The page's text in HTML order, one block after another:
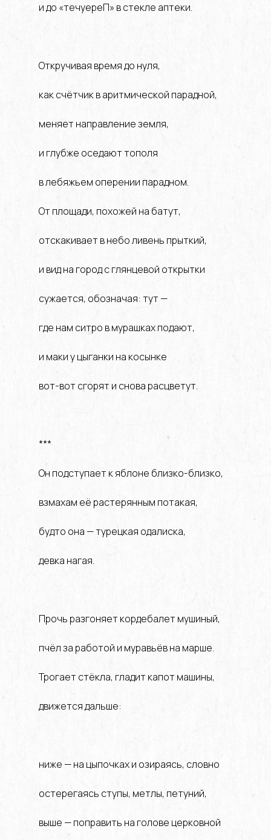
и до «течуереП» в стекле аптеки.
Откручивая время до нуля,
как счётчик в аритмической парадной,
меняет направление земля,
и глубже оседают тополя
в лебяжьем оперении парадном.
От площади, похожей на батут,
отскакивает в небо ливень прыткий,
и вид на город с глянцевой открытки
сужается, обозначая: тут —
где нам ситро в мурашках подают,
и маки у цыганки на косынке
вот-вот сгорят и снова расцветут.
***
Он подступает к яблоне близко-близко,
взмахам её растерянным потакая,
будто она — турецкая одалиска,
девка нагая.
Прочь разгоняет кордебалет мушиный,
пчёл за работой и муравьёв на марше.
Трогает стёкла, гладит капот машины,
движется дальше:
ниже — на цыпочках и озираясь, словно
остерегаясь ступы, метлы, петуний,
выше — поправить на голове церковной